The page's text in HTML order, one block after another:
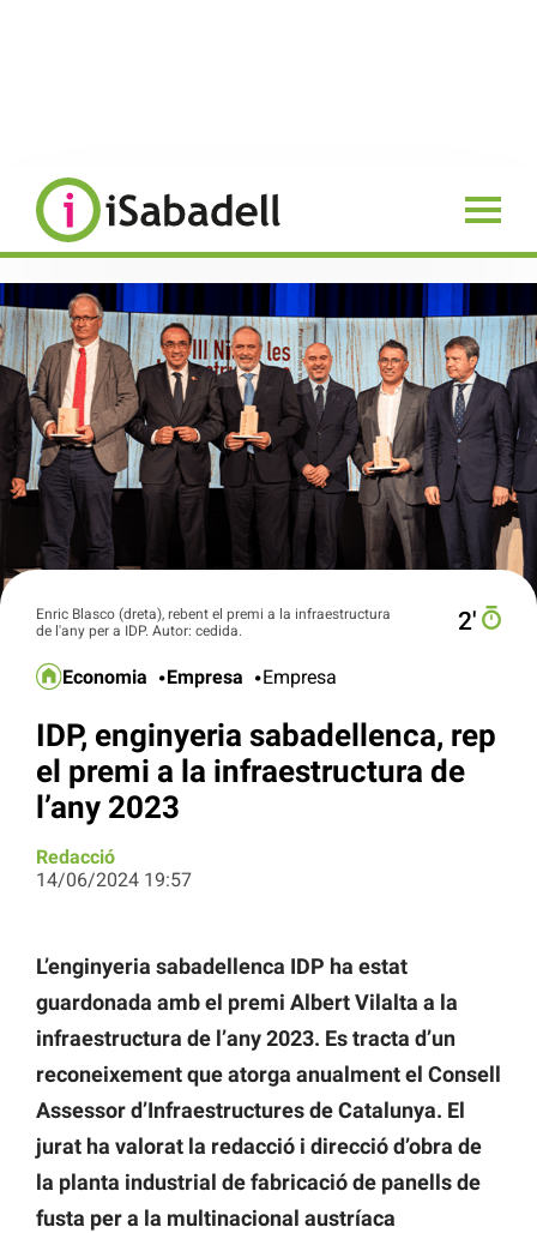
Enric Blasco (dreta), rebent el premi a la infraestructura
de l'any per a IDP. Autor: cedida.
2′
Economia Empresa Empresa
IDP, enginyeria sabadellenca, rep
el premi a la infraestructura de
l’any 2023
Redacció
14/06/2024 19:57
L’enginyeria sabadellenca IDP ha estat
guardonada amb el premi Albert Vilalta a la
infraestructura de l’any 2023. Es tracta d’un
reconeixement que atorga anualment el Consell
Assessor d’Infraestructures de Catalunya. El
jurat ha valorat la redacció i direcció d’obra de
la planta industrial de fabricació de panells de
fusta per a la multinacional austríaca